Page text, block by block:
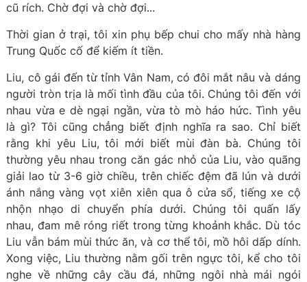
cũ rích. Chờ đợi và chờ đợi...
Thời gian ở trại, tôi xin phụ bếp chui cho mấy nhà hàng
Trung Quốc cố để kiếm ít tiền.
Liu, cô gái đến từ tỉnh Vân Nam, có đôi mắt nâu và dáng
người tròn trịa là mối tình đầu của tôi. Chúng tôi đến với
nhau vừa e dè ngại ngần, vừa tò mò háo hức. Tình yêu
là gì? Tôi cũng chẳng biết định nghĩa ra sao. Chỉ biết
rằng khi yêu Liu, tôi mới biết mùi đàn bà. Chúng tôi
thường yêu nhau trong căn gác nhỏ của Liu, vào quãng
giải lao từ 3-6 giờ chiều, trên chiếc đệm đã lún và dưới
ánh nắng vàng vọt xiên xiên qua ô cửa sổ, tiếng xe cộ
nhộn nhạo di chuyển phía dưới. Chúng tôi quấn lấy
nhau, đam mê róng riết trong từng khoảnh khắc. Dù tóc
Liu vẫn bám mùi thức ăn, và cơ thể tôi, mồ hôi dấp dính.
Xong việc, Liu thường nằm gối trên ngực tôi, kể cho tôi
nghe về những cây cầu đá, những ngôi nhà mái ngói